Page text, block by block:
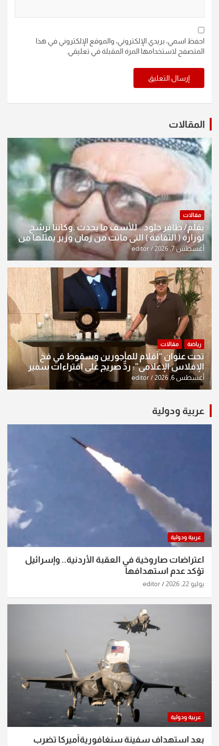
احفظ اسمي، بريدي الإلكتروني، والموقع الإلكتروني في هذا
المتصفح لاستخدامها المرة المقبلة في تعليقي.
المقالات
مقالات
بقلم/ ظافر جلود.. للأسف ما يحدث .وكاننا نرشح
لوزارة ( الثقافة ) التي ماتت من زمان وزير يمثلها من
النخبة والإرث العظيم للثقافة العراقية..
أغسطس 7, 2026 editor
رياضة مقالات
تحت عنوان “أقلام للمأجورين وسقوط في فخ
الإفلاس الإعلامي”: ردٌّ صريح على افتراءات سمير
الشكرجي
أغسطس 6, 2026 editor
عربية ودولية
عربية ودولية
اعتراضات صاروخية في العقبة الأردنية.. وإسرائيل
تؤكد عدم استهدافها
يوليو 22, 2026 editor
عربية ودولية
بعد استهداف سفينة سنغافوريةأميركا تضرب